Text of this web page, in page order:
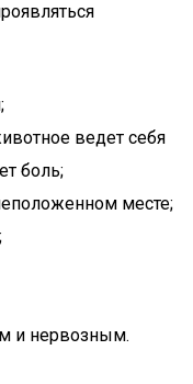
ведет себя
боль;
месте;
и нервозным.